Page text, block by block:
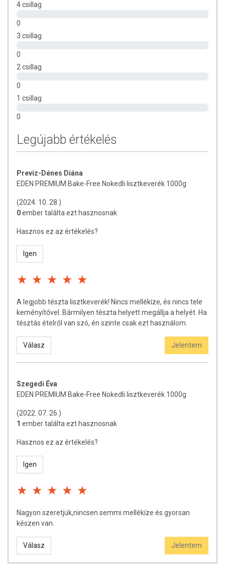
4 csillag
0
3 csillag
0
2 csillag
0
1 csillag
0
Legújabb értékelés
Previz-Dénes Diána
EDEN PREMIUM Bake-Free Nokedli lisztkeverék 1000g
(2024. 10. 28.)
0ember találta ezt hasznosnak
Hasznos ez az értékelés?
Igen
A legjobb tészta lisztkeverék! Nincs mellékíze, és nincs tele
keményítővel. Bármilyen tészta helyett megállja a helyét. Ha
tésztás ételről van szó, én szinte csak ezt használom.
Válasz Jelentem
Szegedi Éva
EDEN PREMIUM Bake-Free Nokedli lisztkeverék 1000g
(2022. 07. 26.)
1 ember találta ezt hasznosnak
Hasznos ez az értékelés?
Igen
Nagyon szeretjük,nincsen semmi mellékíze és gyorsan
készen van.
Válasz Jelentem